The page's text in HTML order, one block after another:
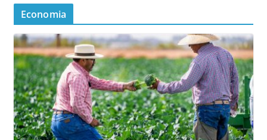
Economia